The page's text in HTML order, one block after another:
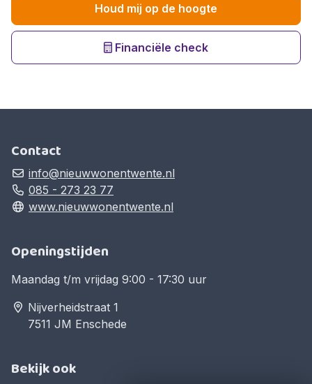
Houd mij op de hoogte
Financiële check
Contact
info@nieuwwonentwente.nl
085 - 273 23 77
www.nieuwwonentwente.nl
Openingstijden
Maandag t/m vrijdag 9:00 - 17:30 uur
Nijverheidstraat 1
7511 JM Enschede
Bekijk ook